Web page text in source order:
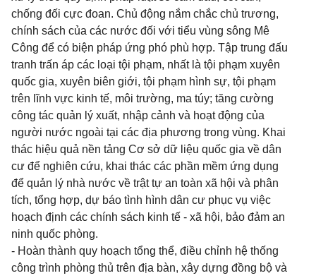
chống đối cực đoan. Chủ động nắm chắc chủ trương,
chính sách của các nước đối với tiểu vùng sông Mê
Công để có biện pháp ứng phó phù hợp. Tập trung đấu
tranh trấn áp các loại tội phạm, nhất là tội phạm xuyên
quốc gia, xuyên biên giới, tội phạm hình sự, tội phạm
trên lĩnh vực kinh tế, môi trường, ma túy; tăng cường
công tác quản lý xuất, nhập cảnh và hoạt động của
người nước ngoài tại các địa phương trong vùng. Khai
thác hiệu quả nền tảng Cơ sở dữ liệu quốc gia về dân
cư để nghiên cứu, khai thác các phần mềm ứng dụng
để quản lý nhà nước về trật tự an toàn xã hội và phân
tích, tổng hợp, dự báo tình hình dân cư phục vụ việc
hoạch định các chính sách kinh tế - xã hội, bảo đảm an
ninh quốc phòng.
- Hoàn thành quy hoạch tổng thể, điều chỉnh hệ thống
công trình phòng thủ trên địa bàn, xây dựng đồng bộ và